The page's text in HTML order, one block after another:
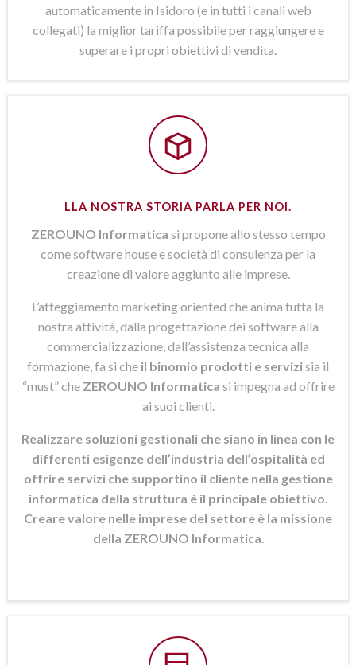
automaticamente in Isidoro (e in tutti i canali web
collegati) la miglior tariffa possibile per raggiungere e
superare i propri obiettivi di vendita.
LLA NOSTRA STORIA PARLA PER NOI.
ZEROUNO Informatica si propone allo stesso tempo
come software house e società di consulenza per la
creazione di valore aggiunto alle imprese.
L’atteggiamento marketing oriented che anima tutta la
nostra attività, dalla progettazione dei software alla
commercializzazione, dall’assistenza tecnica alla
formazione, fa si che il binomio prodotti e servizisia il
“must” che ZEROUNO Informatica si impegna ad offrire
ai suoi clienti.
Realizzare soluzioni gestionali che siano in linea con le
differenti esigenze dell’industria dell’ospitalità ed
offrire servizi che supportino il cliente nella gestione
informatica della struttura è il principale obiettivo.
Creare valore nelle imprese del settore è la missione
della ZEROUNO Informatica